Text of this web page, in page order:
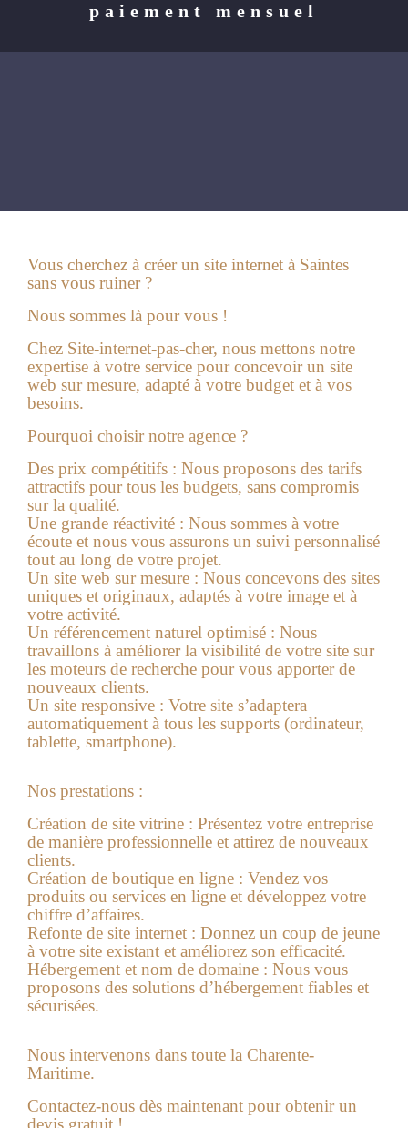
paiement mensuel
Vous cherchez à créer un site internet à Saintes
sans vous ruiner ?
Nous sommes là pour vous !
Chez Site-internet-pas-cher, nous mettons notre
expertise à votre service pour concevoir un site
web sur mesure, adapté à votre budget et à vos
besoins.
Pourquoi choisir notre agence ?
Des prix compétitifs : Nous proposons des tarifs
attractifs pour tous les budgets, sans compromis
sur la qualité.
Une grande réactivité : Nous sommes à votre
écoute et nous vous assurons un suivi personnalisé
tout au long de votre projet.
Un site web sur mesure : Nous concevons des sites
uniques et originaux, adaptés à votre image et à
votre activité.
Un référencement naturel optimisé : Nous
travaillons à améliorer la visibilité de votre site sur
les moteurs de recherche pour vous apporter de
nouveaux clients.
Un site responsive : Votre site s’adaptera
automatiquement à tous les supports (ordinateur,
tablette, smartphone).
Nos prestations :
Création de site vitrine : Présentez votre entreprise
de manière professionnelle et attirez de nouveaux
clients.
Création de boutique en ligne : Vendez vos
produits ou services en ligne et développez votre
chiffre d’affaires.
Refonte de site internet : Donnez un coup de jeune
à votre site existant et améliorez son efficacité.
Hébergement et nom de domaine : Nous vous
proposons des solutions d’hébergement fiables et
sécurisées.
Nous intervenons dans toute la Charente-
Maritime.
Contactez-nous dès maintenant pour obtenir un
devis gratuit !